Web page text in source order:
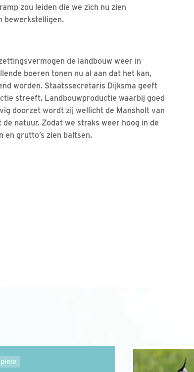
zou leiden die we zich nu zien
bewerkstelligen.
de landbouw weer in
boeren tonen nu al aan dat het kan,
worden. Staatssecretaris Dijksma geeft
streeft. Landbouwproductie waarbij goed
doorzet wordt zij wellicht de Mansholt van
natuur. Zodat we straks weer hoog in de
en grutto’s zien baltsen.